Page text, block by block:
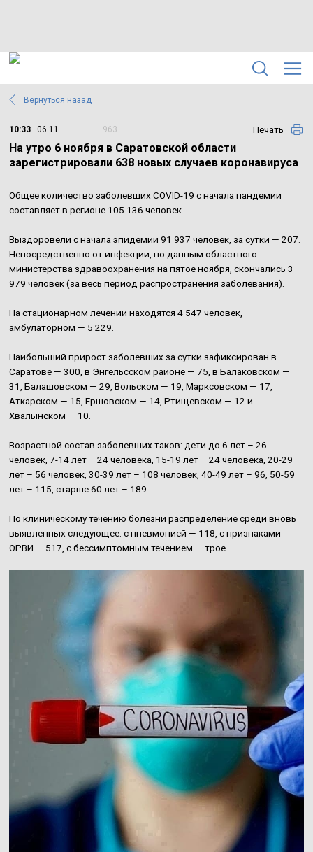
Вернуться назад
10:33 06.11 963 Печать
На утро 6 ноября в Саратовской области
зарегистрировали 638 новых случаев коронавируса
Общее количество заболевших COVID-19 с начала пандемии
составляет в регионе 105 136 человек.
Выздоровели с начала эпидемии 91 937 человек, за сутки — 207.
Непосредственно от инфекции, по данным областного
министерства здравоохранения на пятое ноября, скончались 3
979 человек (за весь период распространения заболевания).
На стационарном лечении находятся 4 547 человек,
амбулаторном — 5 229.
Наибольший прирост заболевших за сутки зафиксирован в
Саратове — 300, в Энгельсском районе — 75, в Балаковском —
31, Балашовском — 29, Вольском — 19, Марксовском — 17,
Аткарском — 15, Ершовском — 14, Ртищевском — 12 и
Хвалынском — 10.
Возрастной состав заболевших таков: дети до 6 лет – 26
человек, 7-14 лет – 24 человека, 15-19 лет – 24 человека, 20-29
лет – 56 человек, 30-39 лет – 108 человек, 40-49 лет – 96, 50-59
лет – 115, старше 60 лет – 189.
По клиническому течению болезни распределение среди вновь
выявленных следующее: с пневмонией — 118, с признаками
ОРВИ — 517, с бессимптомным течением — трое.